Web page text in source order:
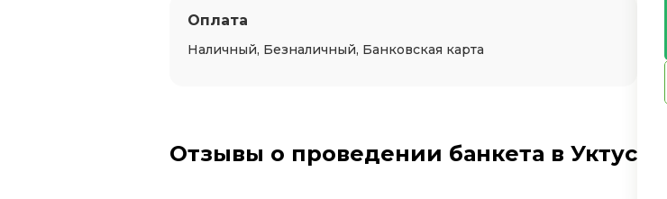
Оплата
Наличный, Безналичный, Банковская карта
Отзывы о проведении банкета в Уктус